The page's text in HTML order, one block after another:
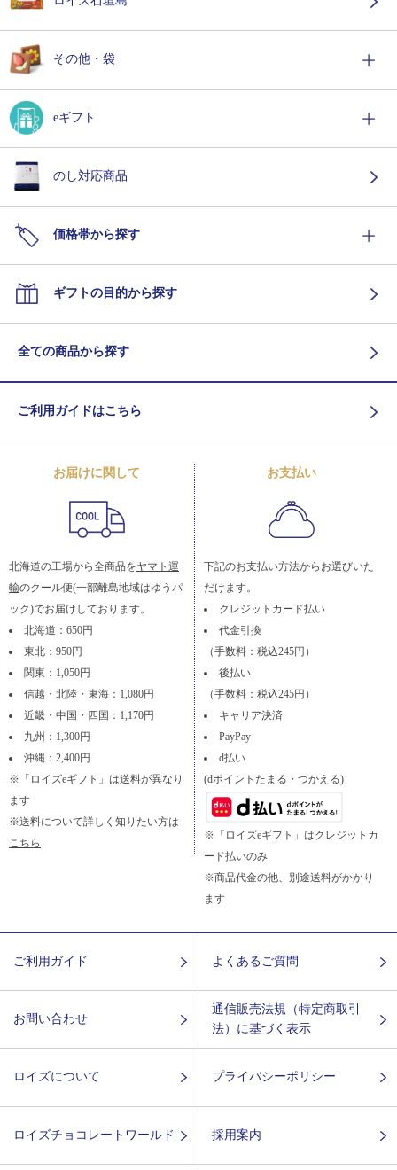
その他・袋
eギフト
のし対応商品
価格帯から探す
ギフトの目的から探す
全ての商品から探す
ご利用ガイドはこちら
お届けに関して
北海道の工場から全商品をヤマト運
輸のクール便(一部離島地域はゆうパ
ック)でお届けしております。
北海道：650円
東北：950円
関東：1,050円
信越・北陸・東海：1,080円
近畿・中国・四国：1,170円
九州：1,300円
沖縄：2,400円
※「ロイズeギフト」は送料が異なり
ます
※送料について詳しく知りたい方は
こちら
お支払い
下記のお支払い方法からお選びいた
だけます。
クレジットカード払い
代金引換
（手数料：税込245円）
後払い
（手数料：税込245円）
キャリア決済
PayPay
d払い
(dポイントたまる・つかえる)
※「ロイズeギフト」はクレジットカ
ード払いのみ
※商品代金の他、別途送料がかかり
ます
ご利用ガイド よくあるご質問
お問い合わせ
通信販売法規（特定商取引
法）に基づく表示
ロイズについて プライバシーポリシー
ロイズチョコレートワールド 採用案内